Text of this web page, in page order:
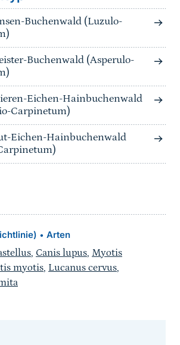
Buchenwald (Luzulo-
Buchenwald (Asperulo-
Eichen-Hainbuchenwald
Carpinetum)
Eichen-Hainbuchenwald
• Arten
, Canis lupus, Myotis
myotis, Lucanus cervus,